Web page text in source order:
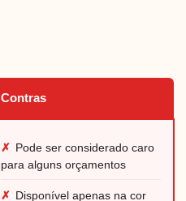
Contras
✗ Pode ser considerado caro
para alguns orçamentos
✗ Disponível apenas na cor